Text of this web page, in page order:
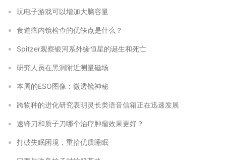
玩电子游戏可以增加大脑容量
食道癌内镜检查的优缺点是什么？
Spitzer观察银河系外缘恒星的诞生和死亡
研究人员在黑洞附近测量磁场
本周的ESO图像：微透镜神秘
跨物种的进化研究表明灵长类语音信箱正在迅速发展
速锋刀和质子刀哪个治疗肿瘤效果更好？
打破失眠困境，重拾优质睡眠